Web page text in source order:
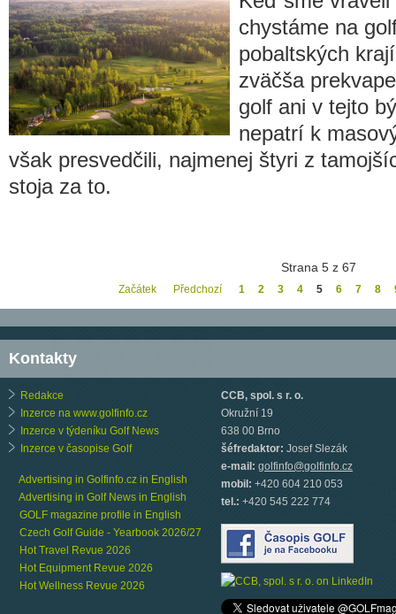
chystáme na
pobaltských
zväčša
golf ani v tejto
nepatrí k
však presvedčili, najmenej štyri z
stoja za to.
Strana 5 z 67
Začátek Předchozí 1 2 3 4 5 6 7 8
Kontakty
Redakce
Inzerce na www.golfinfo.cz
Inzerce v týdeníku Golf News
Inzerce v časopise Golf
Advertising in Golfinfo.cz in English
Advertising in Golf News in English
GOLF magazine profile in English
Czech Golf Guide - Yearbook 2026/27
Hot Travel Revue 2026
Hot Equipment Revue 2026
Hot Wellness Revue 2026
CCB, spol. s r. o.
Okružní 19
638 00 Brno
šéfredaktor: Josef Slezák
e-mail: golfinfo@golfinfo.cz
mobil: +420 604 210 053
tel.: +420 545 222 774